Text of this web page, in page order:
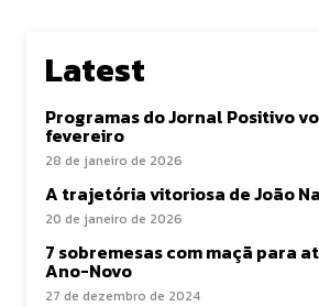
Latest
Programas do Jornal Positivo
fevereiro
28 de janeiro de 2026
A trajetória vitoriosa de João
20 de janeiro de 2026
7 sobremesas com maçã para
Ano-Novo
27 de dezembro de 2024